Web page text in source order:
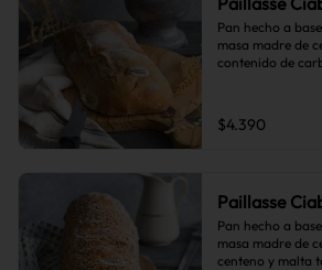
Pan hecho a
masa madre de
contenido de
$4.390
Paillasse
Pan hecho a
masa madre de
centeno y malta